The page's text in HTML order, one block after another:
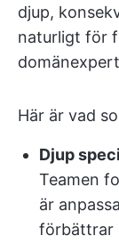
djup,
naturligt för
Här är vad
Djup
Teamen
är
förbättrar